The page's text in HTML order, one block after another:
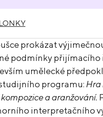
prokázat
podmínky přijímacího
umělecké
programu: Hra
a aranžování.
interpretačního